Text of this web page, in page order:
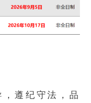
遵纪守法，品